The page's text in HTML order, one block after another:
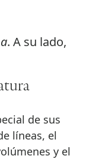
. A su lado,
de sus
líneas, el
y el